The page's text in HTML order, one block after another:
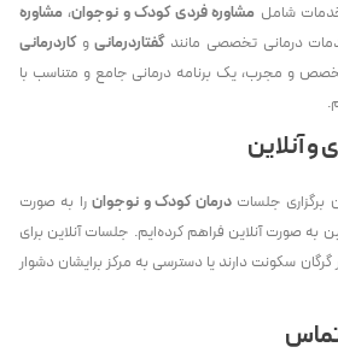
شامل مشاوره فردی کودک و نوجوان، مشاوره
درمانی تخصصی مانندگفتاردرمانیوکاردرمانی
و مجرب، یک برنامه درمانی جامع و متناسب با
آنلاین
برگزاری جلساتدرمان کودک و نوجوانرا به صورت
صورت آنلاین فراهم کرده‌ایم. جلسات آنلاین برای
سکونت دارند یا دسترسی به مرکز برایشان دشوار